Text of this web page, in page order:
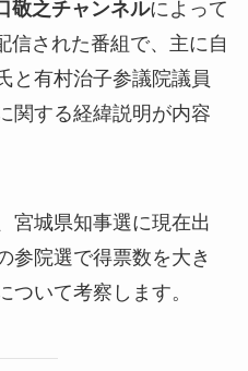
敬之チャンネルによって
信された番組で、主に自
と有村治子参議院議員
関する経緯説明が内容
宮城県知事選に現在出
参院選で得票数を大き
ついて考察します。